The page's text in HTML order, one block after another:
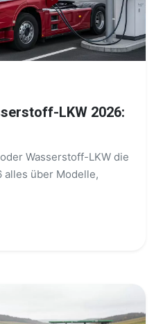
LKW 2026:
Wasserstoff-LKW die
alles über Modelle,